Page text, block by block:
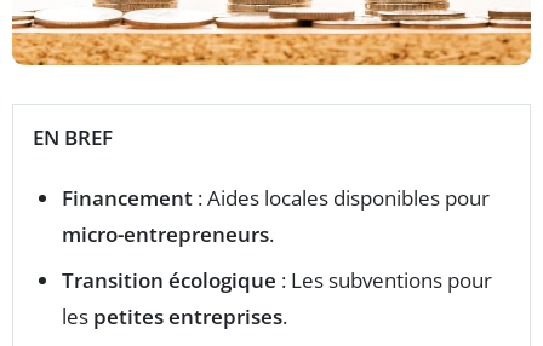
EN BREF
Financement : Aides locales disponibles pour
micro-entrepreneurs.
Transition écologique : Les subventions pour
les petites entreprises.